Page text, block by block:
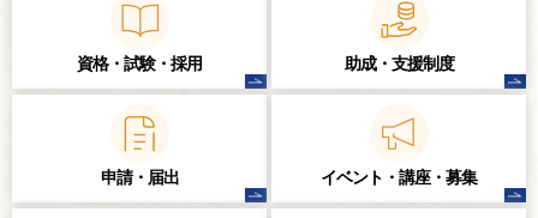
資格・試験・ 採用 助成・支援制度
申請・届出 イベント・講座・ 募集